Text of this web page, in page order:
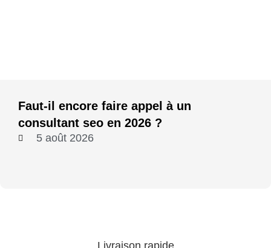
Faut-il encore faire appel à un
consultant seo en 2026 ?
5 août 2026
Livraison rapide